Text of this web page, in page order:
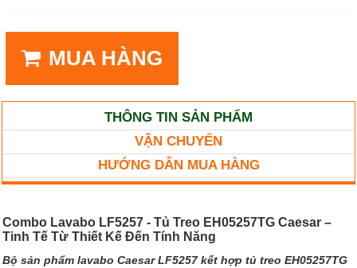
MUA HÀNG
THÔNG TIN SẢN PHẨM
VẬN CHUYỂN
HƯỚNG DẪN MUA HÀNG
Combo Lavabo LF5257 - Tủ Treo EH05257TG Caesar –
Tinh Tế Từ Thiết Kế Đến Tính Năng
Bộ sản phẩm lavabo Caesar LF5257 kết hợp tủ treo EH05257TG